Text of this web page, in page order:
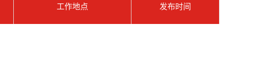
工作地点 发布时间